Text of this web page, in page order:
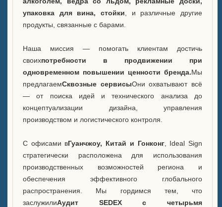
упаковка для вина, стойки , и различные другие
продукты, связанные с барами.
Наша миссия — помогать клиентам достичь
своихпотребности в продвижении при
одновременном повышении ценности бренда.Мы
предлагаемСквозные сервисыОни охватывают всё
— от поиска идей и технического анализа до
концептуализации дизайна, управления
производством и логистического контроля.
С офисами вГуанчжоу, Китай и Гонконг, Ideal Sign
стратегически расположена для использования
производственных возможностей региона и
обеспечения эффективного глобального
распространения. Мы гордимся тем, что
заслужилиАудит SEDEX с четырьмя